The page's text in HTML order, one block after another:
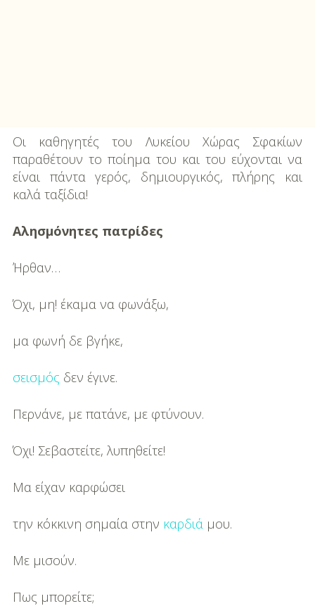
Οι καθηγητές του Λυκείου Χώρας Σφακίων
παραθέτουν το ποίημα του και του εύχονται να
είναι πάντα γερός, δημιουργικός, πλήρης και
καλά ταξίδια!
Αλησμόνητες πατρίδες
Ήρθαν…
Όχι, μη! έκαμα να φωνάξω,
μα φωνή δε βγήκε,
σεισμός δεν έγινε.
Περνάνε, με πατάνε, με φτύνουν.
Όχι! Σεβαστείτε, λυπηθείτε!
Μα είχαν καρφώσει
την κόκκινη σημαία στην καρδιά μου.
Με μισούν.
Πως μπορείτε;